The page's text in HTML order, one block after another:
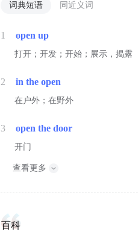
词典短语 同近义词
1 open up
打开；开发；开始；展示，揭露
2 in the open
在户外；在野外
3 open the door
开门
查看更多
百科